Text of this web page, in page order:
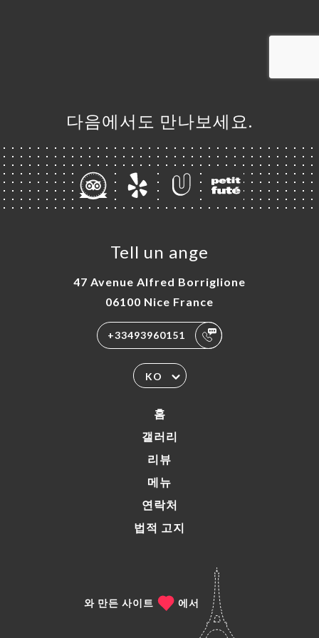
다음에서도 만나보세요.
Tell un ange
47 Avenue Alfred Borriglione
06100 Nice France
+33493960151
KO
홈
갤러리
리뷰
메뉴
연락처
법적 고지
와 만든 사이트 에서